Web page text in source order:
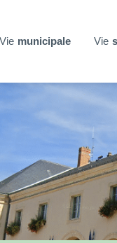
Vie municipale Vie